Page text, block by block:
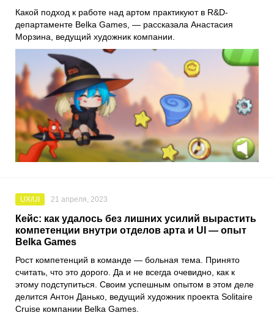
Какой подход к работе над артом практикуют в R&D-
департаменте Belka Games , — рассказала Анастасия
Морзина , ведущий художник компании.
UX/UI 21 апреля, 2023
Кейс: как удалось без лишних усилий вырастить
компетенции внутри отделов арта и UI — опыт
Belka Games
Рост компетенций в команде — больная тема. Принято
считать, что это дорого. Да и не всегда очевидно, как к
этому подступиться. Своим успешным опытом в этом деле
делится Антон Данько, ведущий художник проекта Solitaire
Cruise компании Belka Games.